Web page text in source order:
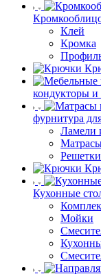
Клей
Кромка
кондукторы
фурнитура
Ламели
Кухонные
Мойки